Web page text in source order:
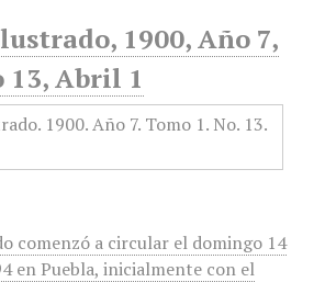
1900, Año 7,
13, Abril 1
comenzó a circular el domingo 14
en Puebla, inicialmente con el